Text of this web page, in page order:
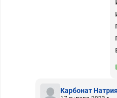
Карбонат Натрия